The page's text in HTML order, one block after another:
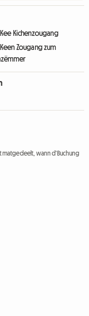
Kee Kichenzougang
Keen Zougang zum
matgedeelt, wann d'Buchung